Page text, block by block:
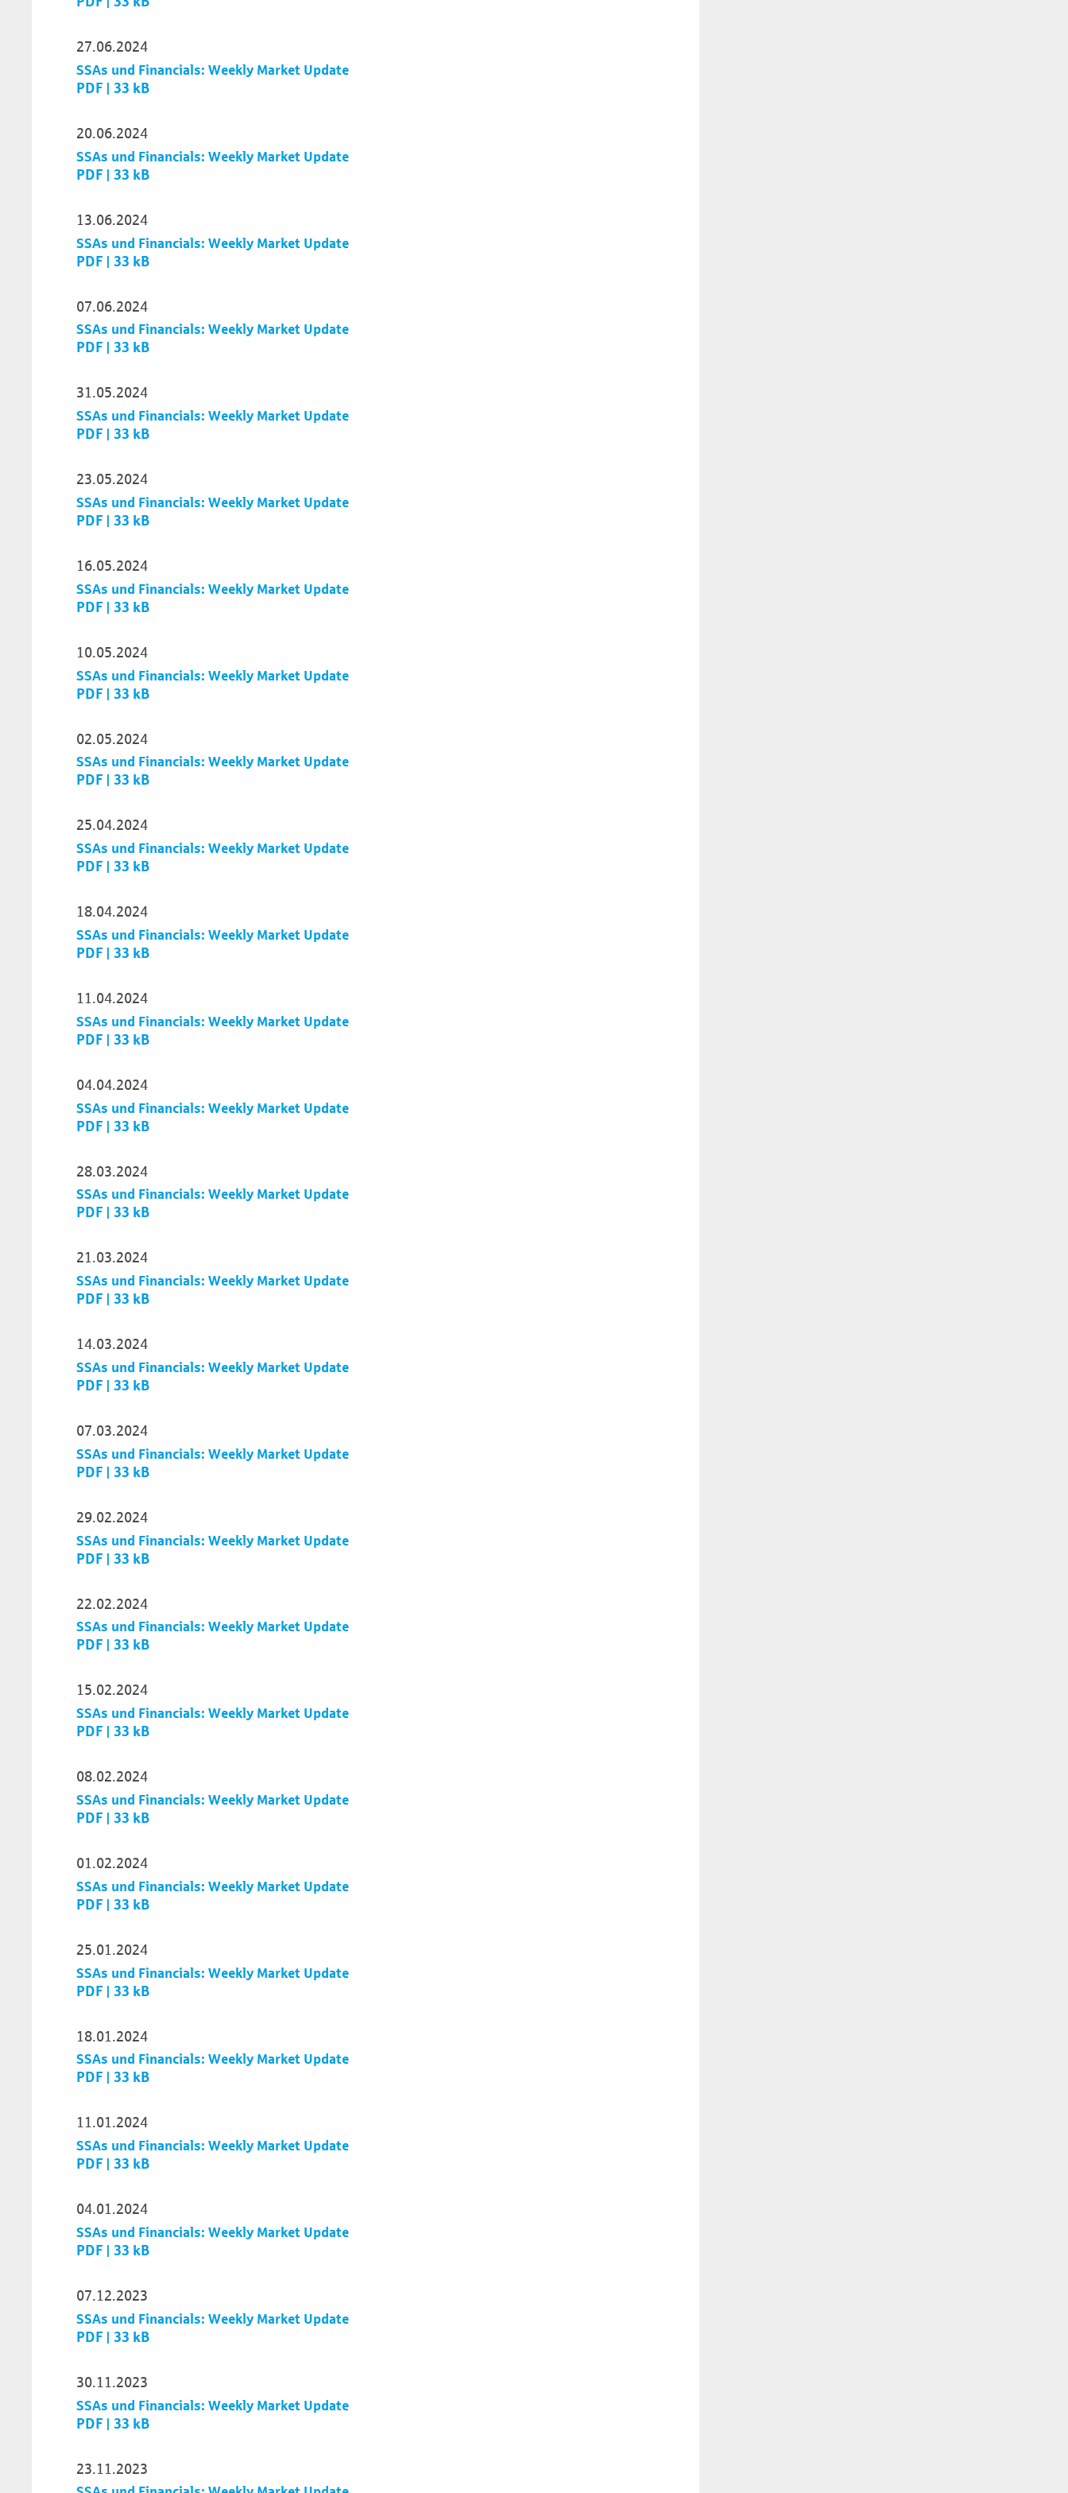
27.06.2024
SSAs und Financials: Weekly Market Update
PDF | 33 kB
20.06.2024
SSAs und Financials: Weekly Market Update
PDF | 33 kB
13.06.2024
SSAs und Financials: Weekly Market Update
PDF | 33 kB
07.06.2024
SSAs und Financials: Weekly Market Update
PDF | 33 kB
31.05.2024
SSAs und Financials: Weekly Market Update
PDF | 33 kB
23.05.2024
SSAs und Financials: Weekly Market Update
PDF | 33 kB
16.05.2024
SSAs und Financials: Weekly Market Update
PDF | 33 kB
10.05.2024
SSAs und Financials: Weekly Market Update
PDF | 33 kB
02.05.2024
SSAs und Financials: Weekly Market Update
PDF | 33 kB
25.04.2024
SSAs und Financials: Weekly Market Update
PDF | 33 kB
18.04.2024
SSAs und Financials: Weekly Market Update
PDF | 33 kB
11.04.2024
SSAs und Financials: Weekly Market Update
PDF | 33 kB
04.04.2024
SSAs und Financials: Weekly Market Update
PDF | 33 kB
28.03.2024
SSAs und Financials: Weekly Market Update
PDF | 33 kB
21.03.2024
SSAs und Financials: Weekly Market Update
PDF | 33 kB
14.03.2024
SSAs und Financials: Weekly Market Update
PDF | 33 kB
07.03.2024
SSAs und Financials: Weekly Market Update
PDF | 33 kB
29.02.2024
SSAs und Financials: Weekly Market Update
PDF | 33 kB
22.02.2024
SSAs und Financials: Weekly Market Update
PDF | 33 kB
15.02.2024
SSAs und Financials: Weekly Market Update
PDF | 33 kB
08.02.2024
SSAs und Financials: Weekly Market Update
PDF | 33 kB
01.02.2024
SSAs und Financials: Weekly Market Update
PDF | 33 kB
25.01.2024
SSAs und Financials: Weekly Market Update
PDF | 33 kB
18.01.2024
SSAs und Financials: Weekly Market Update
PDF | 33 kB
11.01.2024
SSAs und Financials: Weekly Market Update
PDF | 33 kB
04.01.2024
SSAs und Financials: Weekly Market Update
PDF | 33 kB
07.12.2023
SSAs und Financials: Weekly Market Update
PDF | 33 kB
30.11.2023
SSAs und Financials: Weekly Market Update
PDF | 33 kB
23.11.2023